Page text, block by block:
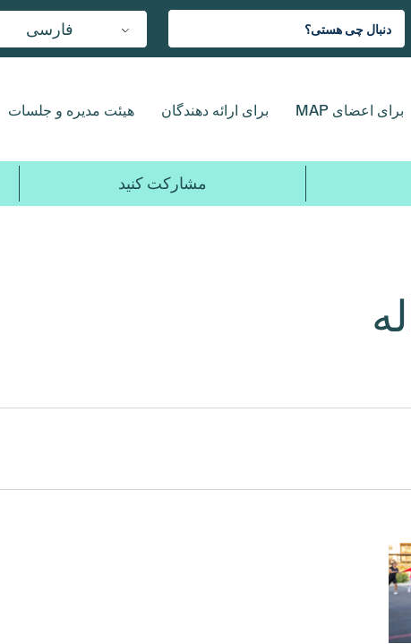
فارسی
برای اعضای MAP برای ارائه دهندگان هیئت مدیره و جلسات
مشارکت کنید